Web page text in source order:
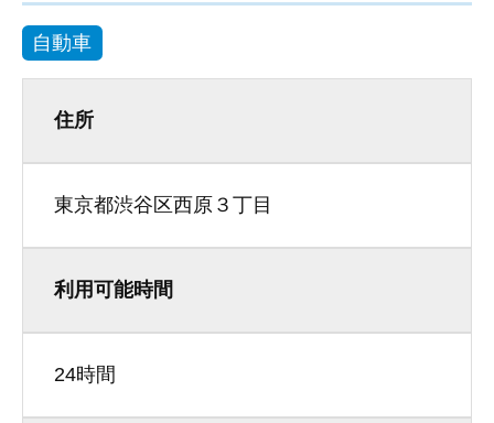
自動車
住所
東京都渋谷区西原３丁目
利用可能時間
24時間